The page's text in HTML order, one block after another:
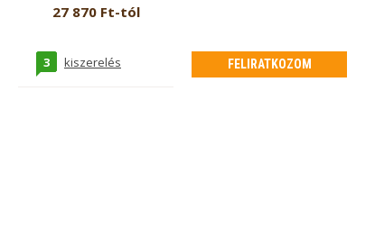
27 870 Ft-tól
3 kiszerelés FELIRATKOZOM